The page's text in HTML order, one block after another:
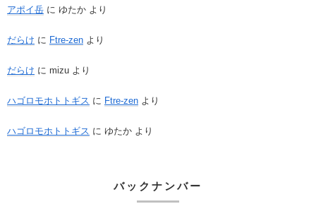
アポイ岳 に ゆたか より
だらけ に Ftre-zen より
だらけ に mizu より
ハゴロモホトトギス に Ftre-zen より
ハゴロモホトトギス に ゆたか より
バックナンバー